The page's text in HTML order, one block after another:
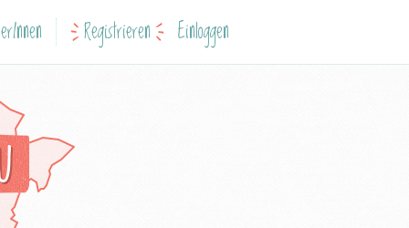
Registrieren Einloggen